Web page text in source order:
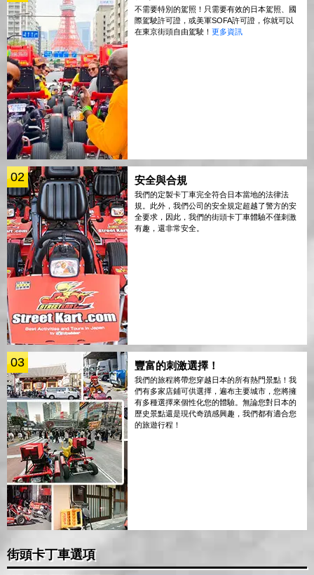
不需要特別的駕照！只需要有效的日本駕照、國
際駕駛許可證，或美軍SOFA許可證，你就可以
在東京街頭自由駕駛！ 更多資訊
02 安全與合規
我們的定製卡丁車完全符合日本當地的法律法
規。此外，我們公司的安全規定超越了警方的安
全要求，因此，我們的街頭卡丁車體驗不僅刺激
有趣，還非常安全。
03 豐富的刺激選擇！
我們的旅程將帶您穿越日本的所有熱門景點！我
們有多家店鋪可供選擇，遍布主要城市，您將擁
有多種選擇來個性化您的體驗。無論您對日本的
歷史景點還是現代奇蹟感興趣，我們都有適合您
的旅遊行程！
街頭卡丁車選項